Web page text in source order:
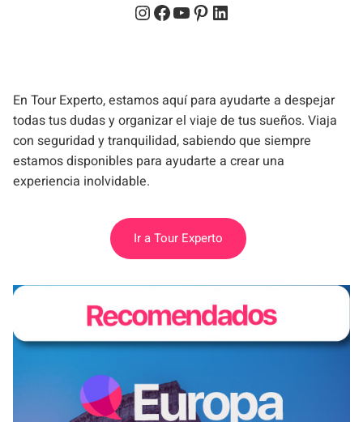
En Tour Experto, estamos aquí para ayudarte a despejar
todas tus dudas y organizar el viaje de tus sueños. Viaja
con seguridad y tranquilidad, sabiendo que siempre
estamos disponibles para ayudarte a crear una
experiencia inolvidable.
Ir a Tour Experto